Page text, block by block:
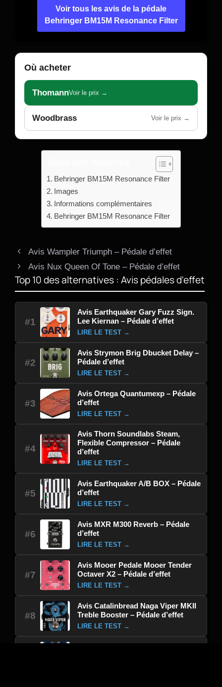
Voir tous les avis de la pédale
Behringer BM15M Resonance Filter
Où acheter
ThomannVoir le prix →
Woodbrass Voir le prix →
Behringer BM15M Resonance Filter
Images
Informations complémentaires
Behringer BM15M Resonance Filter
Avis Wampler Triumph – Pédale d’effet
Avis Nux Queen Of Tone – Pédale d’effet
Top 10 des alternatives : Avis pédales d'effet
#1
Avis Earthquaker Gary Fuzz Sign.
Lee Kiernan – Pédale d’effet
LIRE LE TEST →
#2
Avis Strymon Brig Dbucket Delay –
Pédale d’effet
LIRE LE TEST →
#3
Avis Ortega Quantumexp – Pédale
d’effet
LIRE LE TEST →
#4
Avis Thorn Soundlabs Steam,
Flexible Compressor – Pédale
d’effet
LIRE LE TEST →
#5
Avis Earthquaker A/B BOX – Pédale
d’effet
LIRE LE TEST →
#6
Avis MXR M300 Reverb – Pédale
d’effet
LIRE LE TEST →
#7
Avis Mooer Pedale Mooer Tender
Octaver X2 – Pédale d’effet
LIRE LE TEST →
#8
Avis Catalinbread Naga Viper MKII
Treble Booster – Pédale d’effet
LIRE LE TEST →